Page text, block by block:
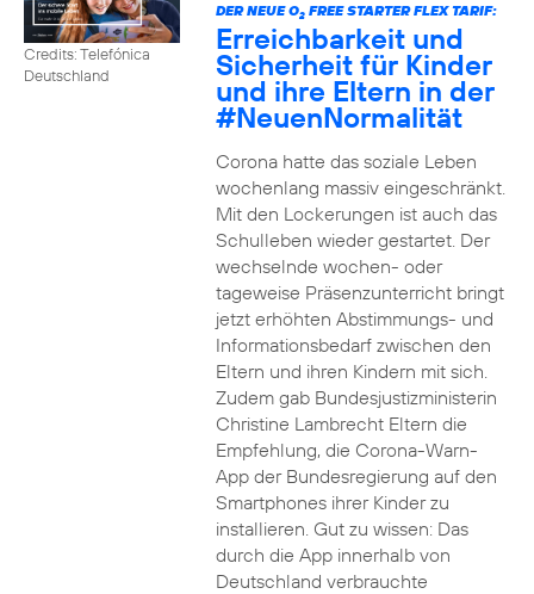
Credits: Telefónica
Deutschland
DER NEUE O2FREE STARTER FLEX TARIF:
Erreichbarkeit und
Sicherheit für Kinder
und ihre Eltern in der
#NeuenNormalität
Corona hatte das soziale Leben
wochenlang massiv eingeschränkt.
Mit den Lockerungen ist auch das
Schulleben wieder gestartet. Der
wechselnde wochen- oder
tageweise Präsenzunterricht bringt
jetzt erhöhten Abstimmungs- und
Informationsbedarf zwischen den
Eltern und ihren Kindern mit sich.
Zudem gab Bundesjustizministerin
Christine Lambrecht Eltern die
Empfehlung, die Corona-Warn-
App der Bundesregierung auf den
Smartphones ihrer Kinder zu
installieren. Gut zu wissen: Das
durch die App innerhalb von
Deutschland verbrauchte